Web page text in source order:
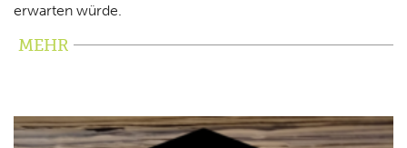
erwarten würde.
MEHR